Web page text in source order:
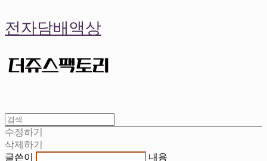
전자담배액상
수정하기
삭제하기
글쓴이
내용